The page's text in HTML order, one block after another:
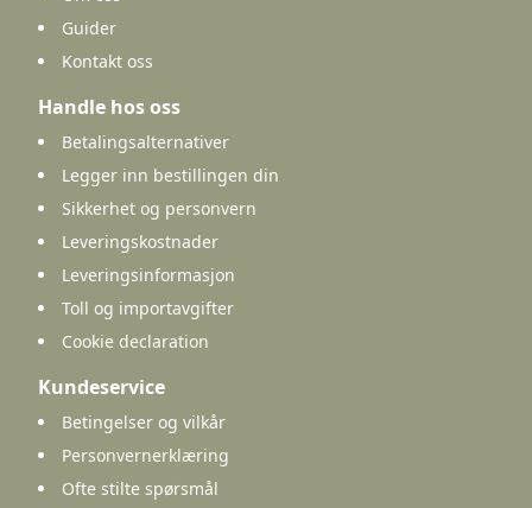
Guider
Kontakt oss
Handle hos oss
Betalingsalternativer
Legger inn bestillingen din
Sikkerhet og personvern
Leveringskostnader
Leveringsinformasjon
Toll og importavgifter
Cookie declaration
Kundeservice
Betingelser og vilkår
Personvernerklæring
Ofte stilte spørsmål